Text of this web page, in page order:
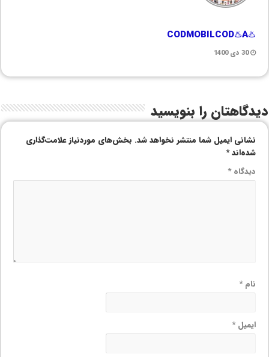
♨️CODMOBILCOD♨️A
30 دی 1400
دیدگاهتان را بنویسید
نشانی ایمیل شما منتشر نخواهد شد. بخش‌های موردنیاز علامت‌گذاری
شده‌اند*
دیدگاه*
نام*
ایمیل*